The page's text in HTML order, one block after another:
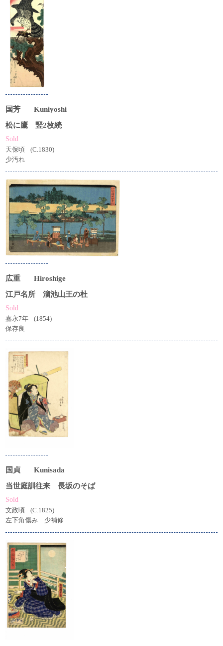
国芳
Kuniyoshi
松に鷹 竪2枚続
Sold
天保頃
(C.1830)
少汚れ
広重
Hiroshige
江戸名所 溜池山王の杜
Sold
嘉永7年
(1854)
保存良
国貞
Kunisada
当世庭訓往来 長坂のそば
Sold
文政頃
(C.1825)
左下角傷み 少補修